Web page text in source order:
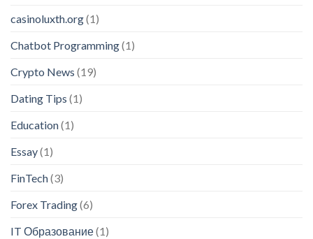
casinoluxth.org(1)
Chatbot Programming(1)
Crypto News (19)
Dating Tips (1)
Education(1)
Essay(1)
FinTech(3)
Forex Trading(6)
IT Образование(1)